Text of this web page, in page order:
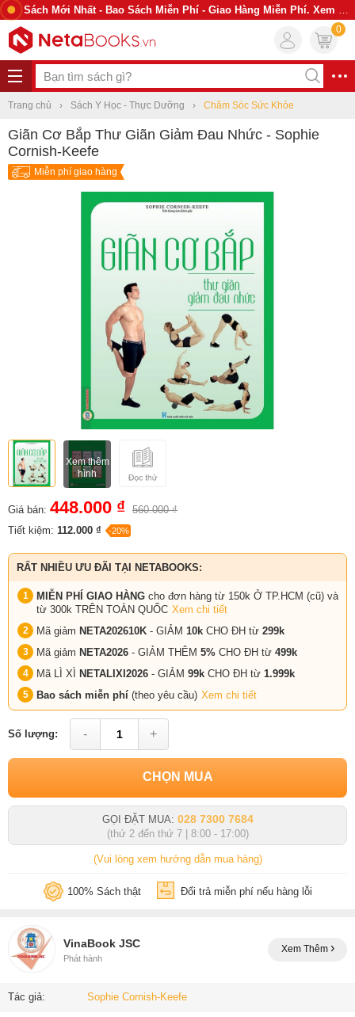
Sách Mới Nhất - Bao Sách Miễn Phí - Giao Hàng Miễn Phí. Xem Ngay
0
Trang chủ Sách Y Học - Thực Dưỡng Chăm Sóc Sức Khỏe
Giãn Cơ Bắp Thư Giãn Giảm Đau Nhức - Sophie
Cornish-Keefe
Miễn phí giao hàng
Xem thêm
hình
Giá bán: 448.000 ₫ 560.000 ₫
Tiết kiệm: 112.000 ₫ -20%
RẤT NHIỀU ƯU ĐÃI TẠI NETABOOKS:
MIỄN PHÍ GIAO HÀNG cho đơn hàng từ 150k Ở TP.HCM (cũ) và
từ 300k TRÊN TOÀN QUỐC Xem chi tiết
Mã giảm NETA202610K - GIẢM 10k CHO ĐH từ 299k
Mã giảm NETA2026 - GIẢM THÊM 5% CHO ĐH từ 499k
Mã LÌ XÌ NETALIXI2026 - GIẢM 99k CHO ĐH từ 1.999k
Bao sách miễn phí (theo yêu cầu) Xem chi tiết
Số lượng: - +
CHỌN MUA
GỌI ĐẶT MUA: 028 7300 7684
(thứ 2 đến thứ 7 | 8:00 - 17:00)
(Vui lòng xem hướng dẫn mua hàng)
100% Sách thật Đổi trả miễn phí nếu hàng lỗi
VinaBook JSC
Phát hành
Xem Thêm
Tác giả: Sophie Cornish-Keefe